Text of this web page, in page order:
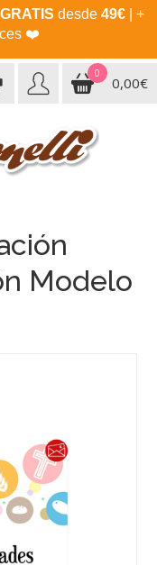
desde 49€| +
❤️
0
0,00€
Modelo